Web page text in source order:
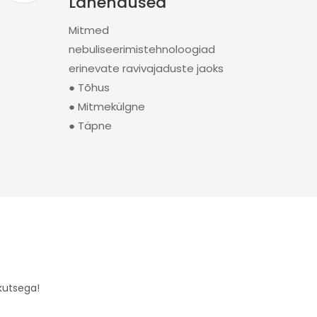
Mitmed
nebuliseerimistehnoloogiad
erinevate ravivajaduste jaoks
● Tõhus
● Mitmekülgne
● Täpne